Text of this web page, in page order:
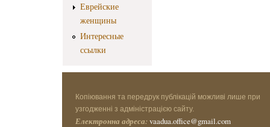
Еврейские
женщины
Интересные
ссылки
Копіювання та передрук публікацій можливі лише при
узгодженні з адміністрацією сайту.
Електронна адреса: vaadua.office@gmail.com